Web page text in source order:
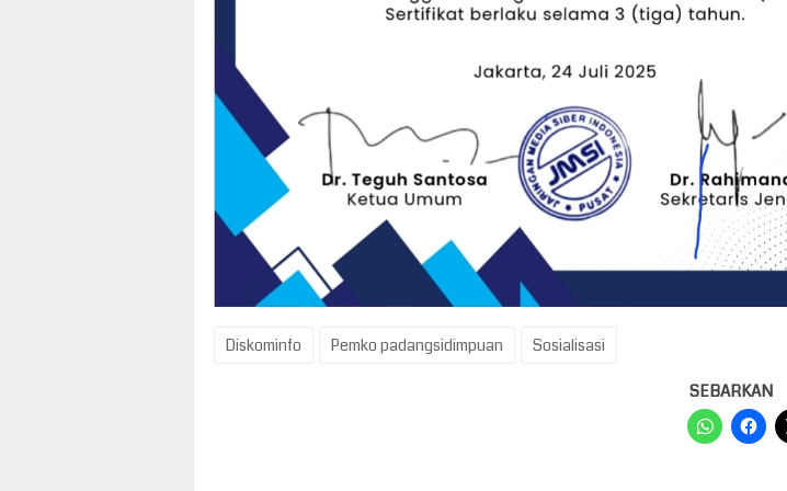
Diskominfo Pemko padangsidimpuan Sosialisasi
SEBARKAN